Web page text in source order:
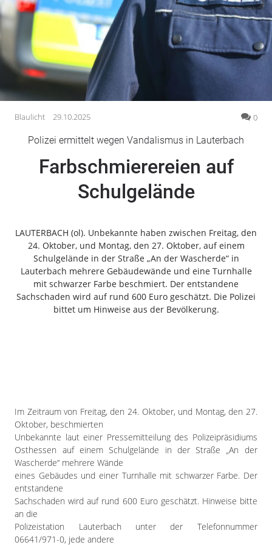
Gesundheit
Kultur
Lifestyle
Wirtschaft
Vogelsberg
Alsfeld
Romrod
Homberg
Schlitz
Antrifttal
Feldatal
Freiensteinau
Gemünden
Grebenau
Schwalmtal
Ulrichstein
Wartenberg
Schwalm
Fulda
Gießen
Blaulicht 29.10.2025 0
Polizei ermittelt wegen Vandalismus in Lauterbach
Farbschmierereien auf
Schulgelände
LAUTERBACH (ol). Unbekannte haben zwischen Freitag, den
24. Oktober, und Montag, den 27. Oktober, auf einem
Schulgelände in der Straße „An der Wascherde“ in
Lauterbach mehrere Gebäudewände und eine Turnhalle
mit schwarzer Farbe beschmiert. Der entstandene
Sachschaden wird auf rund 600 Euro geschätzt. Die Polizei
bittet um Hinweise aus der Bevölkerung.
Im Zeitraum von Freitag, den 24. Oktober, und Montag, den 27.
Oktober, beschmierten
Unbekannte laut einer Pressemitteilung des Polizeipräsidiums
Osthessen auf einem Schulgelände in der Straße „An der
Wascherde“ mehrere Wände
eines Gebäudes und einer Turnhalle mit schwarzer Farbe. Der
entstandene
Sachschaden wird auf rund 600 Euro geschätzt. Hinweise bitte
an die
Polizeistation Lauterbach unter der Telefonnummer
06641/971-0, jede andere